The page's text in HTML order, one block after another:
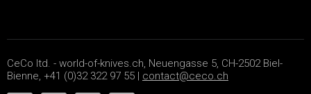
CeCo ltd. - world-of-knives.ch, Neuengasse 5, CH-2502 Biel-
Bienne, +41 (0)32 322 97 55 | contact@ceco.ch